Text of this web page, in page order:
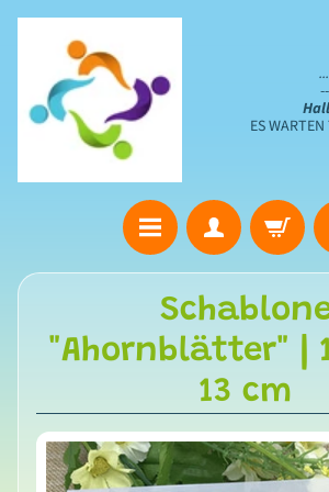
ES
s
c
h
"Ahornblätter" |
13 cm